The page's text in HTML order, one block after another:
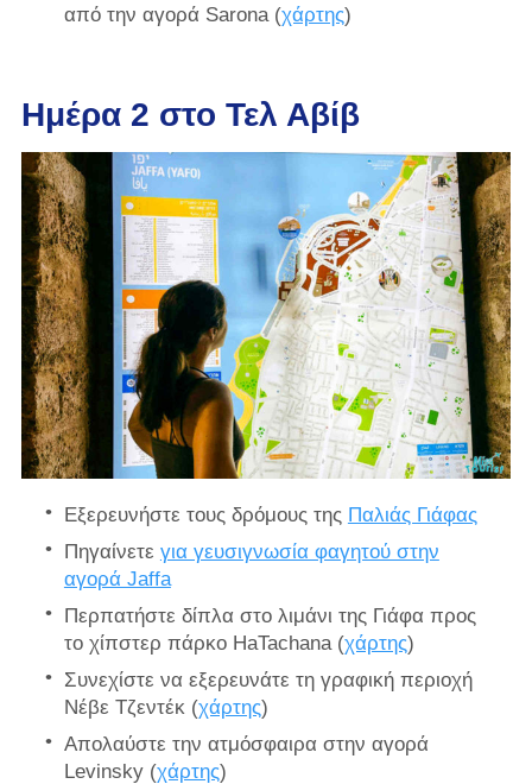
από την αγορά Sarona (χάρτης)
Ημέρα 2 στο Τελ Αβίβ
Εξερευνήστε τους δρόμους της Παλιάς Γιάφας
Πηγαίνετε για γευσιγνωσία φαγητού στην
αγορά Jaffa
Περπατήστε δίπλα στο λιμάνι της Γιάφα προς
το χίπστερ πάρκο HaTachana (χάρτης)
Συνεχίστε να εξερευνάτε τη γραφική περιοχή
Νέβε Τζεντέκ (χάρτης)
Απολαύστε την ατμόσφαιρα στην αγορά
Levinsky (χάρτης)